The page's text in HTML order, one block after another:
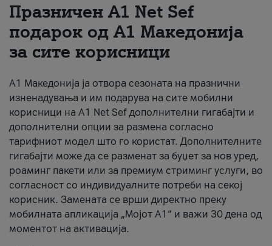
За нас
#ПодобарОнлајн
Празничен A1 Net Sеf
подарок од А1 Македонија
за сите корисници
А1 Македонија ја отвора сезоната на празнични
изненадувања и им подарува на сите мобилни
корисници на A1 Net Sef дополнителни гигабајти и
дополнителни опции за размена согласно
тарифниот модел што го користат. Дополнителните
гигабајти може да се разменат за буџет за нов уред,
роаминг пакети или за премиум стриминг услуги, во
согласност со индивидуалните потреби на секој
корисник. Замената се врши директно преку
мобилната апликација „Мојот А1“ и важи 30 дена од
моментот на активација.